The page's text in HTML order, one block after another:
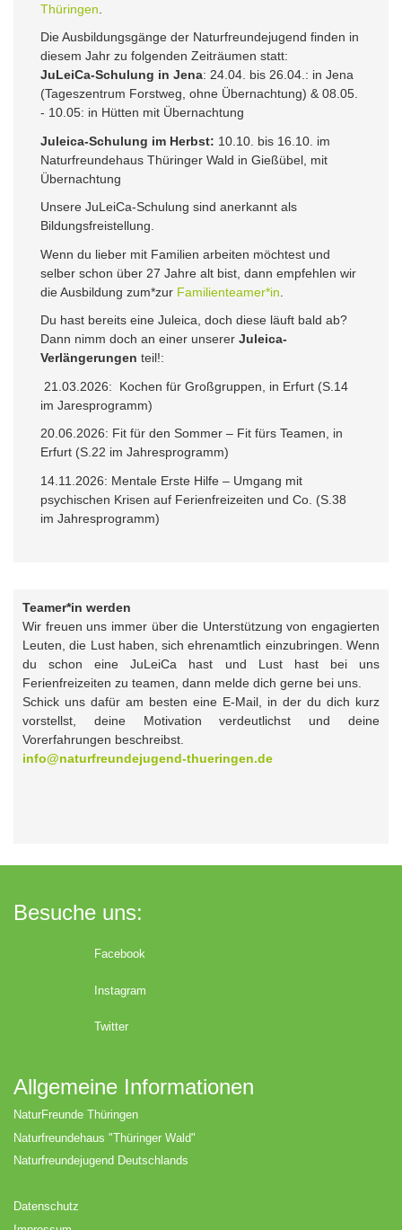
Thüringen
Die Ausbildungsgänge der Naturfreundejugend finden in
diesem Jahr zu folgenden Zeiträumen statt:
JuLeiCa-Schulung in Jena: 24.04. bis 26.04.: in Jena
(Tageszentrum Forstweg, ohne Übernachtung) & 08.05.
- 10.05: in Hütten mit Übernachtung
Juleica-Schulung im Herbst: 10.10. bis 16.10. im
Naturfreundehaus Thüringer Wald in Gießübel, mit
Übernachtung
Unsere JuLeiCa-Schulung sind anerkannt als
Bildungsfreistellung.
Wenn du lieber mit Familien arbeiten möchtest und
selber schon über 27 Jahre alt bist, dann empfehlen wir
die Ausbildung zum*zur Familienteamer*in
Du hast bereits eine Juleica, doch diese läuft bald ab?
Dann nimm doch an einer unserer Juleica-
Verlängerungen teil!:
21.03.2026: Kochen für Großgruppen, in Erfurt (S.14
im Jaresprogramm)
20.06.2026: Fit für den Sommer – Fit fürs Teamen, in
Erfurt (S.22 im Jahresprogramm)
14.11.2026: Mentale Erste Hilfe – Umgang mit
psychischen Krisen auf Ferienfreizeiten und Co. (S.38
im Jahresprogramm)
Teamer*in werden
Wir freuen uns immer über die Unterstützung von engagierten
Leuten, die Lust haben, sich ehrenamtlich einzubringen. Wenn
du schon eine JuLeiCa hast und Lust hast bei uns
Ferienfreizeiten zu teamen, dann melde dich gerne bei uns.
Schick uns dafür am besten eine E-Mail, in der du dich kurz
vorstellst, deine Motivation verdeutlichst und deine
Vorerfahrungen beschreibst.
info@naturfreundejugend-thueringen.de
Besuche uns:
Facebook
Instagram
Twitter
Allgemeine Informationen
NaturFreunde Thüringen
Naturfreundehaus "Thüringer Wald"
Naturfreundejugend Deutschlands
Datenschutz